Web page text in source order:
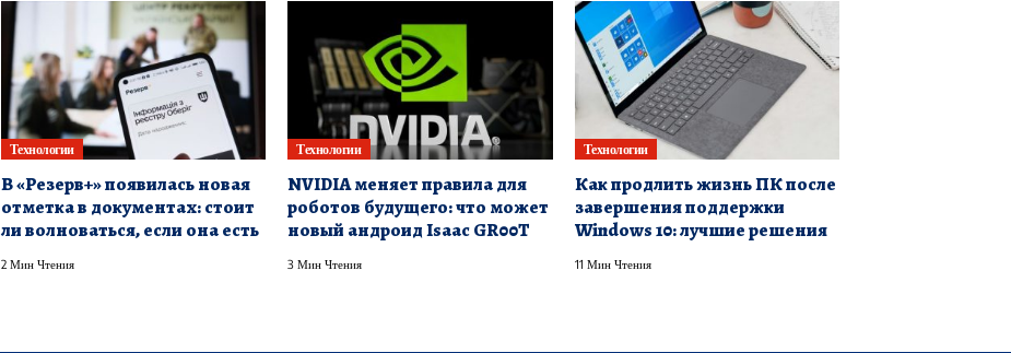
Технологии
В «Резерв+» появилась новая
отметка в документах: стоит
ли волноваться, если она есть
2 Мин Чтения
Технологии
NVIDIA меняет правила для
роботов будущего: что может
новый андроид Isaac GR00T
3 Мин Чтения
Технологии
Как продлить жизнь ПК после
завершения поддержки
Windows 10: лучшие решения
11 Мин Чтения